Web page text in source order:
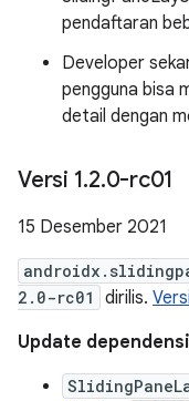
pendaftaran
Developer
pengguna bisa
detail dengan
Versi 1.2.0-rc01
15 Desember 2021
2.0-rc01
dirilis.
Update dependensi